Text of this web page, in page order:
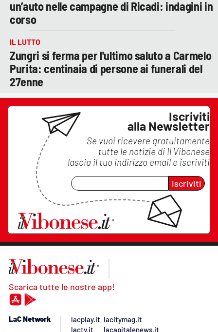
un’auto nelle campagne di Ricadi: indagini in
corso
IL LUTTO
Zungri si ferma per l'ultimo saluto a Carmelo
Purita: centinaia di persone ai funerali del
27enne
Iscriviti
alla Newsletter
Se vuoi ricevere gratuitamente
tutte le notizie di Il Vibonese
lascia il tuo indirizzo email e iscriviti
Iscriviti
Scarica tutte le nostre app!
LaC Network
lacplay.it
lactv.it
lacitymag.it
lacapitalenews.it